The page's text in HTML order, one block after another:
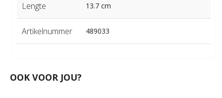
Lengte 13.7 cm
Artikelnummer 489033
OOK VOOR JOU?